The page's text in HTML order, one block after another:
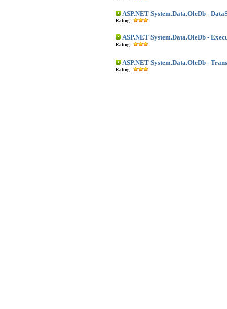
ASP.NET System.Data.OleDb -
Rating :
ASP.NET System.Data.OleDb -
Rating :
ASP.NET System.Data.OleDb -
Rating :